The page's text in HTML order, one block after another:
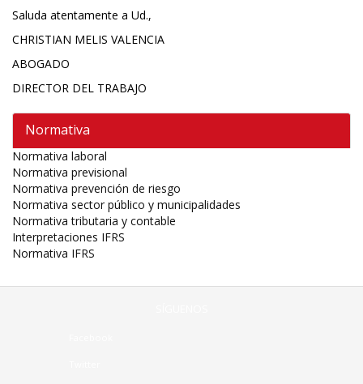
Saluda atentamente a Ud.,
CHRISTIAN MELIS VALENCIA
ABOGADO
DIRECTOR DEL TRABAJO
Normativa
Normativa laboral
Normativa previsional
Normativa prevención de riesgo
Normativa sector público y municipalidades
Normativa tributaria y contable
Interpretaciones IFRS
Normativa IFRS